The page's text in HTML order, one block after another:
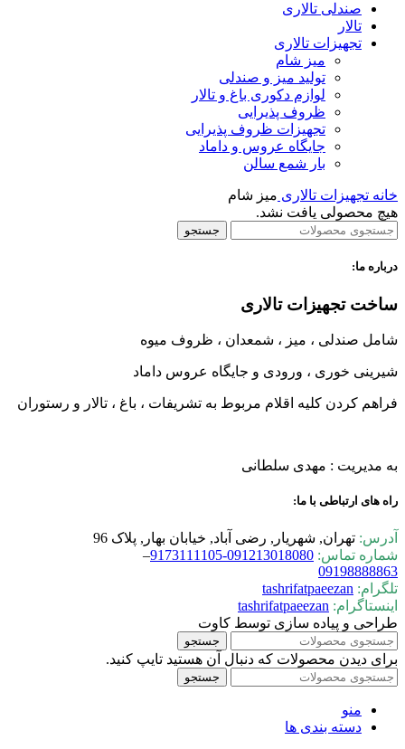
صندلی تالاری
تالار
تجهیزات تالاری
میز شام
تولید میز و صندلی
لوازم دکوری باغ و تالار
ظروف پذیرایی
تجهیزات ظروف پذیرایی
جایگاه عروس و داماد
بار شمع سالن
خانه تجهیزات تالاری میز شام
هیچ محصولی یافت نشد.
جستجو
درباره ما:
ساخت تجهیزات تالاری
شامل صندلی ، میز ، شمعدان ، ظروف میوه
شیرینی خوری ، ورودی و جایگاه عروس داماد
فراهم کردن کلیه اقلام مربوط به تشریفات ، باغ ، تالار و رستوران
به مدیریت : مهدی سلطانی
راه های ارتباطی با ما:
آدرس: تهران, شهریار, رضی آباد, خیابان بهار, پلاک 96
شماره تماس:
091213018080-9173111105
–
09198888863
تلگرام: tashrifatpaeezan
اینستاگرام: tashrifatpaeezan
طراحی و پیاده سازی توسط کاوت
جستجو
برای دیدن محصولات که دنبال آن هستید تایپ کنید.
جستجو
منو
دسته بندی ها